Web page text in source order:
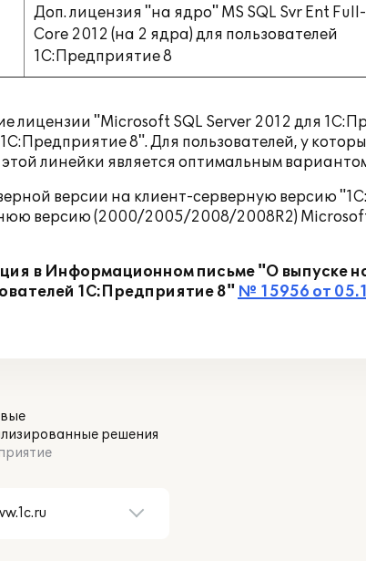
Доп. лицензия "на ядро" MS SQL Svr Ent
Core 2012 (на 2 ядра) для пользователей
1С:Предприятие 8
лицензии "Microsoft SQL Server 2012 для
8". Для пользователей, у
линейки является оптимальным
версии на клиент-серверную версию
версию (2000/2005/2008/2008R2) Microsoft
в Информационном письме "О выпуске
1С:Предприятие 8" № 15956 от
решения